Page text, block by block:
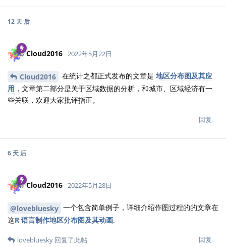
12 天 后
Cloud2016 2022年5月22日
Cloud2016 在统计之都正式发布的文章是 地区分布图及其应
用 ，文章第二部分是关于区域数据的分析，和城市、区域经济有一
些关联，欢迎大家批评指正。
回复
6 天 后
Cloud2016 2022年5月28日
@lovebluesky 一个包含简单例子，详细介绍作图过程的的文章在
这R 语言制作地区分布图及其动画.
回复
lovebluesky 回复了此帖